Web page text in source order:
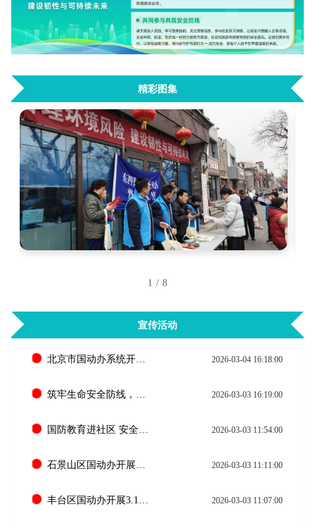
精彩图集
1 / 8
宣传活动
北京市国动办系统开展“3·1国际民防日”主题宣传活动 2026-03-04 16:18:00
筑牢生命安全防线，赋能韧性城市建设 昌平区国动办开展“3·1国际民防日”主题宣传活动 2026-03-03 16:19:00
国防教育进社区 安全意识入人心 2026-03-03 11:54:00
石景山区国动办开展国际民防日主题宣传活动 2026-03-03 11:11:00
丰台区国动办开展3.1国际民防日主题宣传活动 2026-03-03 11:07:00